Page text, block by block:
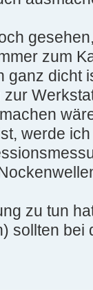
zum
ganz dicht
werde
zu tun
sollten bei